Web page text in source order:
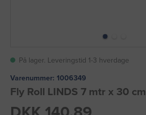
På lager. Leveringstid 1-3 hverdage
Varenummer: 1006349
Fly Roll LINDS 7 mtr x 30 cm